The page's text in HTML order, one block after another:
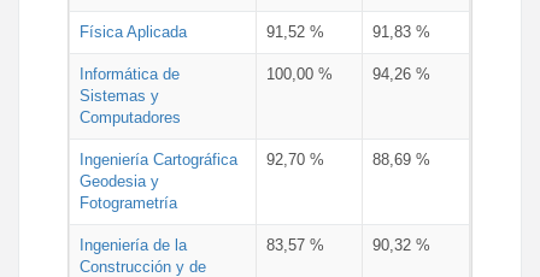
Física Aplicada 91,52 % 91,83 %
Informática de
Sistemas y
Computadores
100,00 % 94,26 %
Ingeniería Cartográfica
Geodesia y
Fotogrametría
92,70 % 88,69 %
Ingeniería de la
Construcción y de
83,57 % 90,32 %